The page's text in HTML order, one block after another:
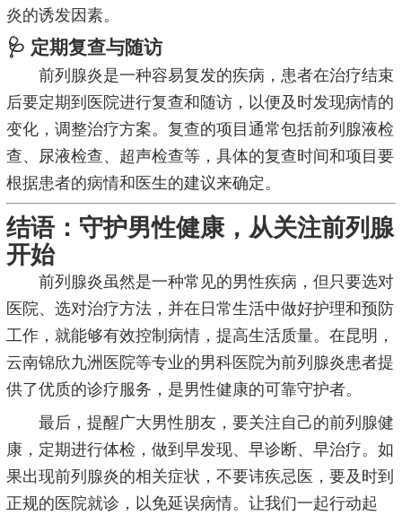
炎的诱发因素。
🩺 定期复查与随访
前列腺炎是一种容易复发的疾病，患者在治疗结束
后要定期到医院进行复查和随访，以便及时发现病情的
变化，调整治疗方案。复查的项目通常包括前列腺液检
查、尿液检查、超声检查等，具体的复查时间和项目要
根据患者的病情和医生的建议来确定。
结语：守护男性健康，从关注前列腺
开始
前列腺炎虽然是一种常见的男性疾病，但只要选对
医院、选对治疗方法，并在日常生活中做好护理和预防
工作，就能够有效控制病情，提高生活质量。在昆明，
云南锦欣九洲医院等专业的男科医院为前列腺炎患者提
供了优质的诊疗服务，是男性健康的可靠守护者。
最后，提醒广大男性朋友，要关注自己的前列腺健
康，定期进行体检，做到早发现、早诊断、早治疗。如
果出现前列腺炎的相关症状，不要讳疾忌医，要及时到
正规的医院就诊，以免延误病情。让我们一起行动起